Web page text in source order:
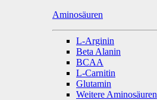
Aminosäuren
L-Arginin
Beta Alanin
BCAA
L-Carnitin
Glutamin
Weitere Aminosäuren